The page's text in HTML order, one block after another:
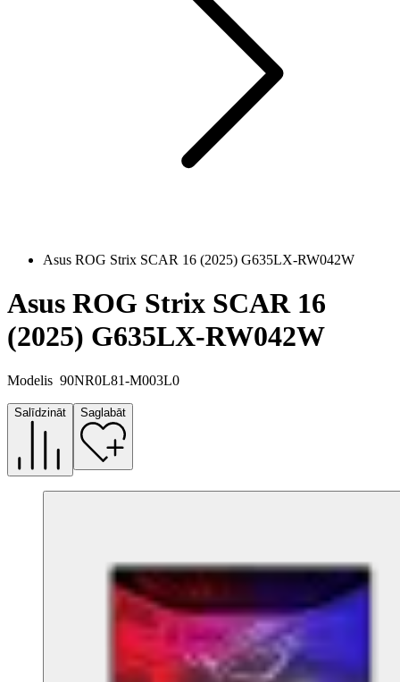
Asus ROG Strix SCAR 16 (2025) G635LX-RW042W
Asus ROG Strix SCAR 16
(2025) G635LX-RW042W
Modelis 90NR0L81-M003L0
Salīdzināt Saglabāt